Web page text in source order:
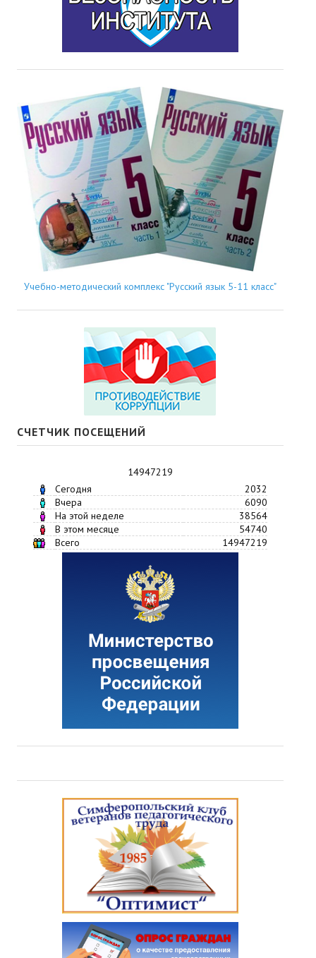
Учебно-методический комплекс "Русский язык 5-11 класс"
СЧЕТЧИК ПОСЕЩЕНИЙ
14947219
Сегодня
2032
Вчера
6090
На этой неделе
38564
В этом месяце
54740
Всего
14947219